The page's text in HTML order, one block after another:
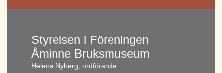
Styrelsen i Föreningen
Åminne Bruksmuseum
Helena Nyberg, ordförande